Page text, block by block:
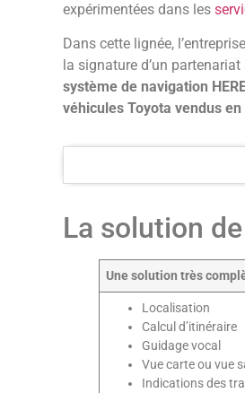
expérimentées dans les
Dans cette lignée,
la signature d’un
système de navigation
véhicules Toyota vendus en
La solution
Une solution très
Localisation
Calcul d’itinéraire
Guidage vocal
Vue carte ou vue
Indications des